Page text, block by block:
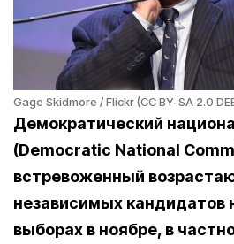
Gage Skidmore / Flickr (CC BY-SA 2.0
Демократический
(Democratic National
встревоженный
независимых кандидатов
выборах в ноябре, в